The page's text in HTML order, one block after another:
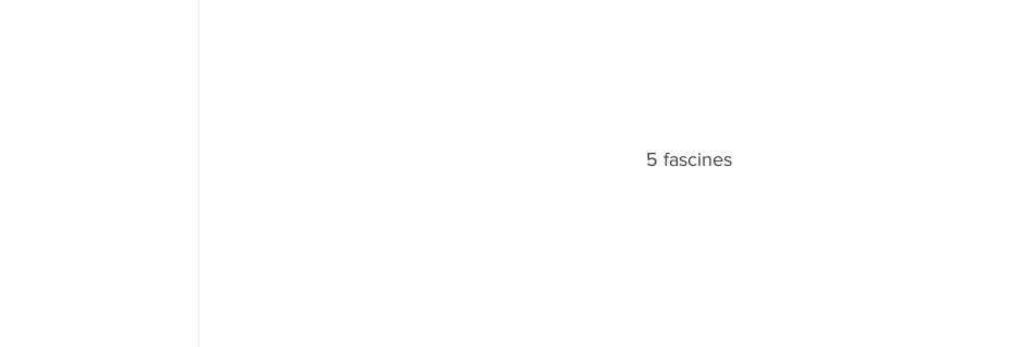
                                                              5 fascines